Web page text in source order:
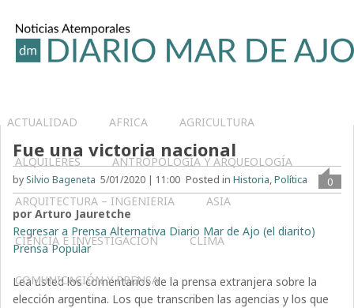
ACTUALIDAD AFRICA AGRICULTURA
ALQUILERES ANTROPOLOGÍA Y ARQUEOLOGÍA
ARQUITECTURA – INGENIERIA ASIA
CIENCIA E INVESTIGACIÓN CLIMA
COMUNICACIÓN Y PRENSA
Fue una victoria nacional
by Silvio Bageneta 5/01/2020 | 11:00 0
Posted in Historia,Política
por Arturo Jauretche
Regresar a Prensa Alternativa Diario Mar de Ajo (el diarito)
Prensa Popular
Lea usted los comentarios de la prensa extranjera sobre la
elección argentina. Los que transcriben las agencias y los que